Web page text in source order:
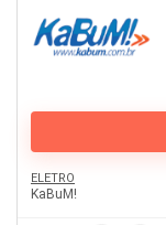
ELETRO
KaBuM!